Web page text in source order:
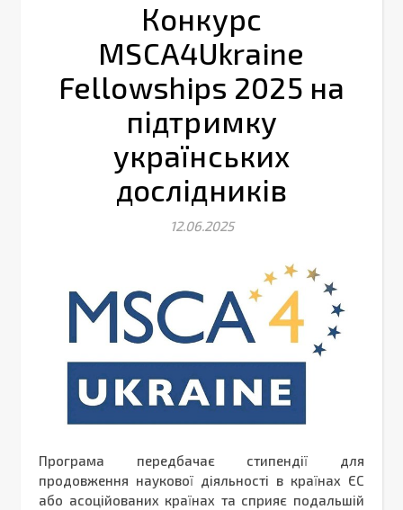
Конкурс
MSCA4Ukraine
Fellowships 2025 на
підтримку
українських
дослідників
12.06.2025
Програма передбачає стипендії для
продовження наукової діяльності в країнах ЄС
або асоційованих країнах та сприяє подальшій